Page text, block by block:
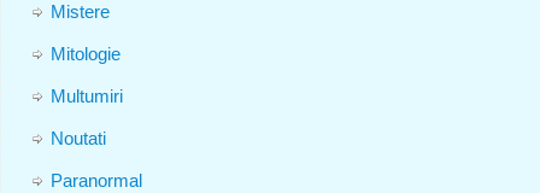
Mistere
Mitologie
Multumiri
Noutati
Paranormal